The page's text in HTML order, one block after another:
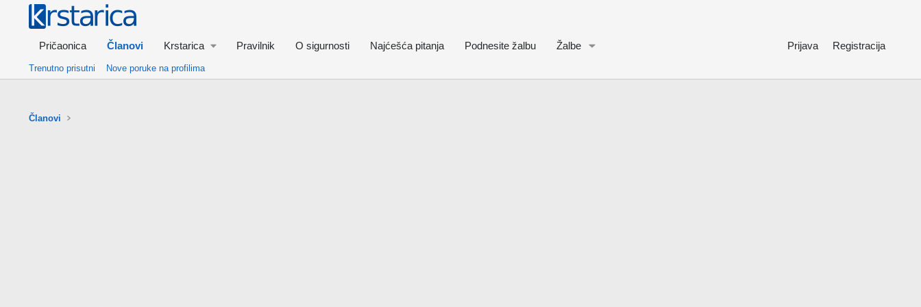
Pričaonica Članovi Krstarica Pravilnik O sigurnosti Najćešća pitanja Podnesite žalbu Žalbe Prijava Registracija
Trenutno prisutni Nove poruke na profilima
Članovi